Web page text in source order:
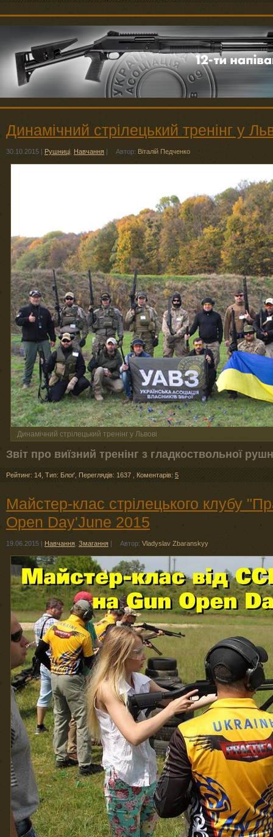
Динамічний стрілецький тренінг у
30.10.2015 | Рушниці Навчання | Автор: Віталій Педченко
Динамічний стрілецький тренінг у Львові
Звіт про виїзний тренінг з гладкоствольної
Рейтинг: 14 Тип: Блоґ Переглядів: 1637 Коментарів: 5
Майстер-клас стрілецького клубу
Open Day'June 2015
19.06.2015 | Навчання Змагання | Автор: Vladyslav Zbaranskyy